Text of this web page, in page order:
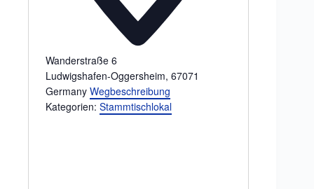
Wanderstraße 6
Ludwigshafen-Oggersheim, 67071
Germany Wegbeschreibung
Kategorien: Stammtischlokal